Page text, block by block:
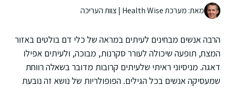
מאת: מערכת Health Wise | צוות העריכה
הרבה אנשים מבחינים לעיתים במראה של כלי דם בולטים באזור
המצח, תופעה שיכולה לעורר סקרנות, מבוכה, ולעיתים אפילו
דאגה. מניסיוני ראיתי שלעיתים קרובות מדובר בשאלה רווחת
שמעסיקה אנשים בכל הגילים. הפופולריות של נושא זה נובעת